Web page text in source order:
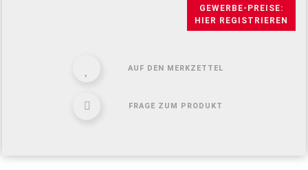
GEWERBE-PREISE:
HIER REGISTRIEREN
AUF DEN MERKZETTEL
FRAGE ZUM PRODUKT